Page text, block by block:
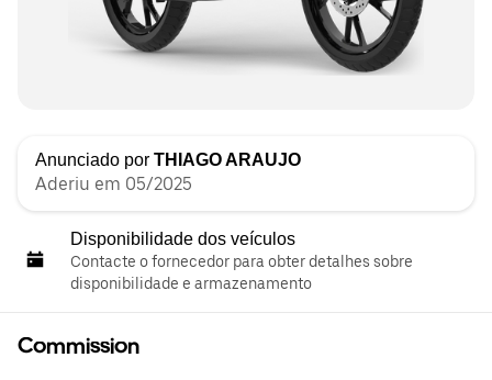
Anunciado por THIAGO ARAUJO
Aderiu em 05/2025
Disponibilidade dos veículos
Contacte o fornecedor para obter detalhes sobre
disponibilidade e armazenamento
Commission